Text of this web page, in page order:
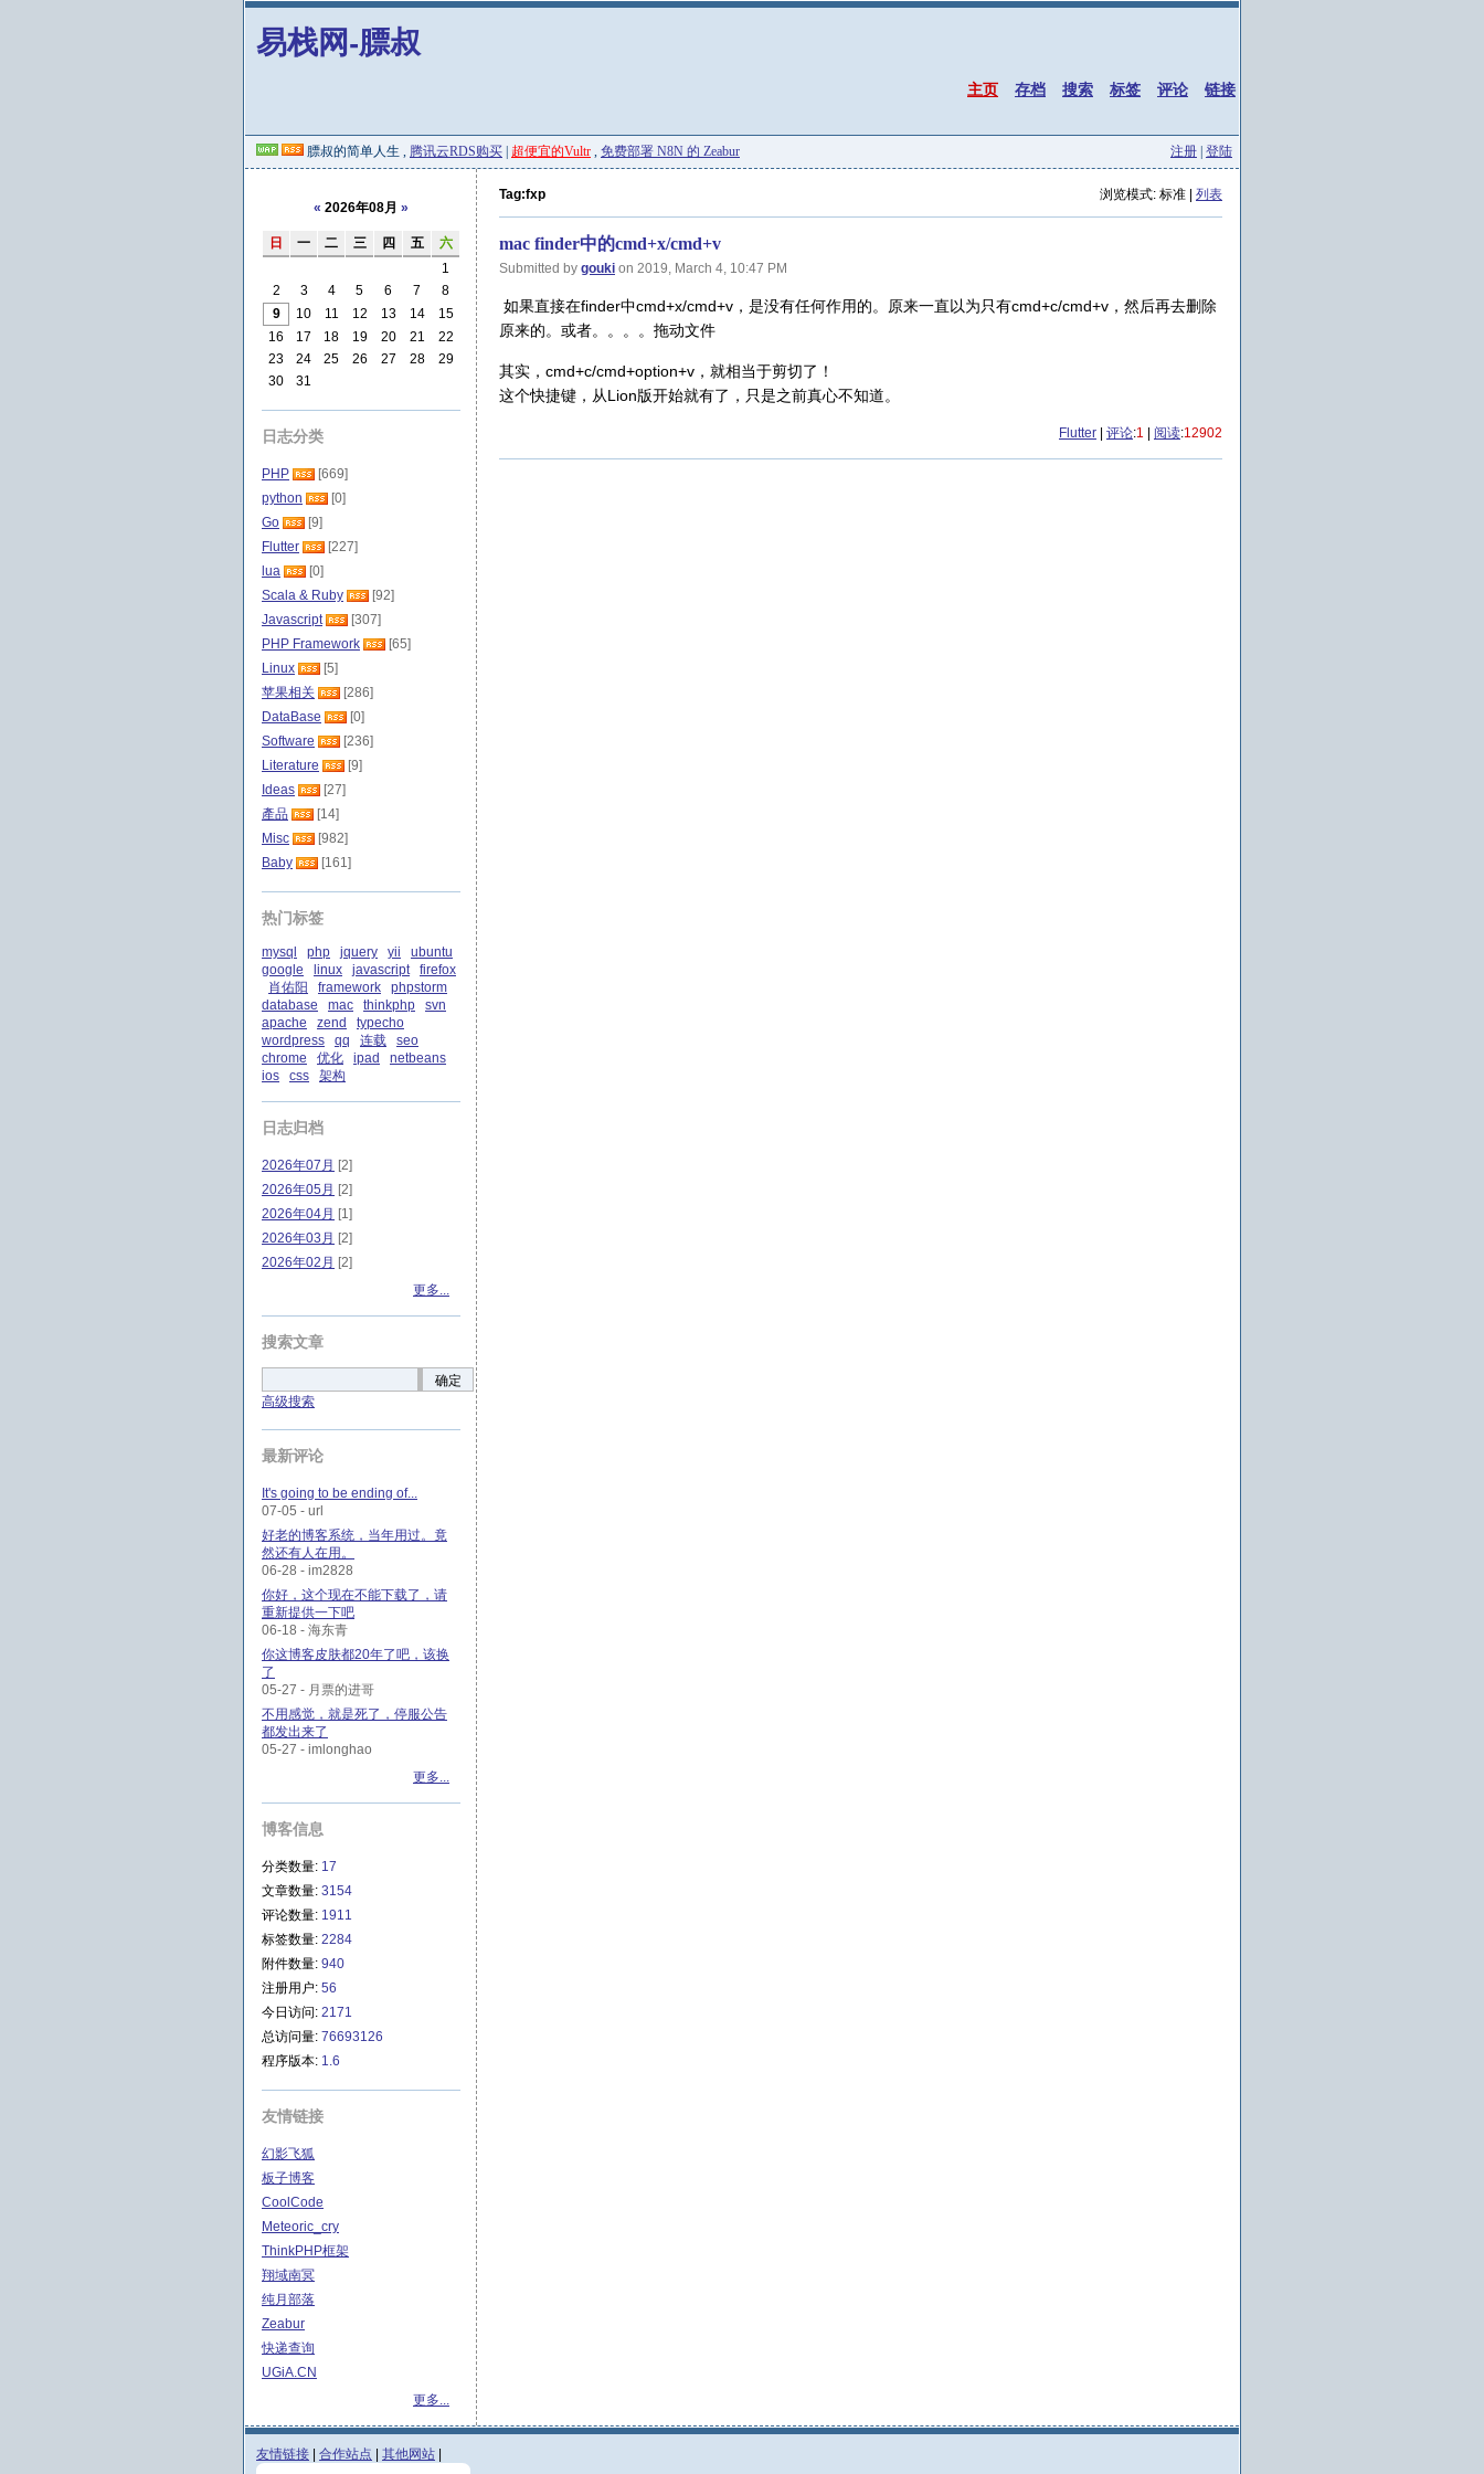
易栈网-膘叔
主页 存档 搜索 标签 评论 链接
膘叔的简单人生 , 腾讯云RDS购买 超便宜的Vultr , 免费部署 N8N 的 Zeabur 注册 登陆
浏览模式: 标准 | 列表
Tag:fxp
mac finder中的cmd+x/cmd+v
Submitted by gouki on 2019, March 4, 10:47 PM
如果直接在finder中cmd+x/cmd+v，是没有任何作用的。原来一直以为只有cmd+c/cmd+v，然后再去删除
原来的。或者。。。。拖动文件
其实，cmd+c/cmd+option+v，就相当于剪切了！
这个快捷键，从Lion版开始就有了，只是之前真心不知道。
Flutter 评论:1 阅读:12902
« 2026年08月 »
日 一 二 三 四 五
六
1
2
3 4 5 6 7
8
9
10 11 12 13 14
15
16
17 18 19 20 21
22
23
24 25 26 27 28
29
30
31
日志分类
PHP
[669]
python
[0]
Go
[9]
Flutter
[227]
lua
[0]
Scala & Ruby
[92]
Javascript
[307]
PHP Framework
[65]
Linux
[5]
苹果相关
[286]
DataBase
[0]
Software
[236]
Literature
[9]
Ideas
[27]
產品
[14]
Misc
[982]
Baby
[161]
热门标签
mysql php jquery yii
ubuntu
google
linux javascript
firefox
肖佑阳
framework
phpstorm
database
mac thinkphp
svn
apache
zend
typecho
wordpress
qq 连载
seo
chrome
优化 ipad
netbeans
ios
css 架构
日志归档
2026年07月 [2]
2026年05月 [2]
2026年04月 [1]
2026年03月 [2]
2026年02月 [2]
更多...
搜索文章
确定
高级搜索
最新评论
It's going to be ending of...
07-05 - url
好老的博客系统，当年用过。竟
然还有人在用。
06-28 - im2828
你好，这个现在不能下载了，请
重新提供一下吧
06-18 - 海东青
你这博客皮肤都20年了吧，该换
了
05-27 - 月票的进哥
不用感觉，就是死了，停服公告
都发出来了
05-27 - imlonghao
更多...
博客信息
分类数量: 17
文章数量: 3154
评论数量: 1911
标签数量: 2284
附件数量: 940
注册用户: 56
今日访问: 2171
总访问量: 76693126
程序版本: 1.6
友情链接
幻影飞狐
板子博客
CoolCode
Meteoric_cry
ThinkPHP框架
翔域南冥
纯月部落
Zeabur
快递查询
UGiA.CN
更多...
友情链接 合作站点 其他网站